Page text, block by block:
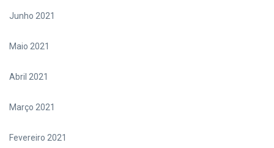
Junho 2021
Maio 2021
Abril 2021
Março 2021
Fevereiro 2021